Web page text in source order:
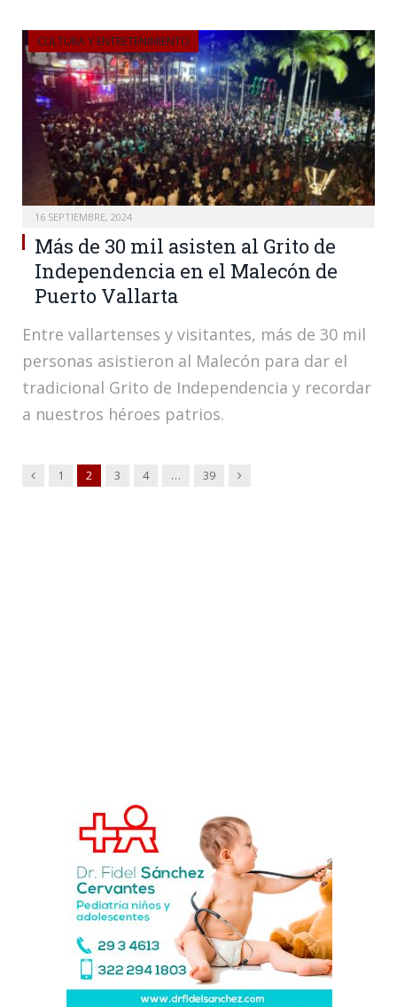
CULTURA Y ENTRETENIMIENTO
16 SEPTIEMBRE, 2024
Más de 30 mil asisten al Grito de
Independencia en el Malecón de
Puerto Vallarta
Entre vallartenses y visitantes, más de 30 mil
personas asistieron al Malecón para dar el
tradicional Grito de Independencia y recordar
a nuestros héroes patrios.
Anterior
1 2 3 4 … 39 Siguiente